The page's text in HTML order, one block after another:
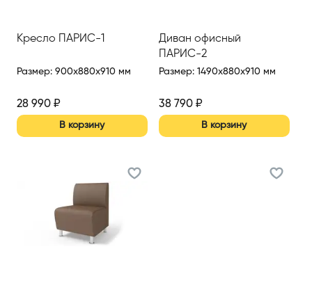
Кресло ПАРИС-1
Размер: 900x880x910 мм
28 990 ₽
В корзину
Диван офисный
ПАРИС-2
Размер: 1490x880x910 мм
38 790₽
В корзину